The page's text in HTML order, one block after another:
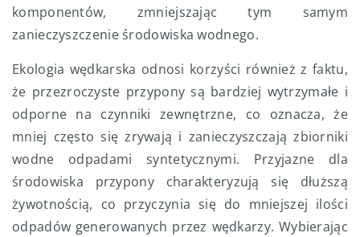
komponentów, zmniejszając tym samym
zanieczyszczenie środowiska wodnego.
Ekologia wędkarska odnosi korzyści również z faktu,
że przezroczyste przypony są bardziej wytrzymałe i
odporne na czynniki zewnętrzne, co oznacza, że
mniej często się zrywają i zanieczyszczają zbiorniki
wodne odpadami syntetycznymi. Przyjazne dla
środowiska przypony charakteryzują się dłuższą
żywotnością, co przyczynia się do mniejszej ilości
odpadów generowanych przez wędkarzy. Wybierając